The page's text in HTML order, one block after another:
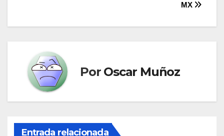
MX
Por Oscar Muñoz
Entrada relacionada